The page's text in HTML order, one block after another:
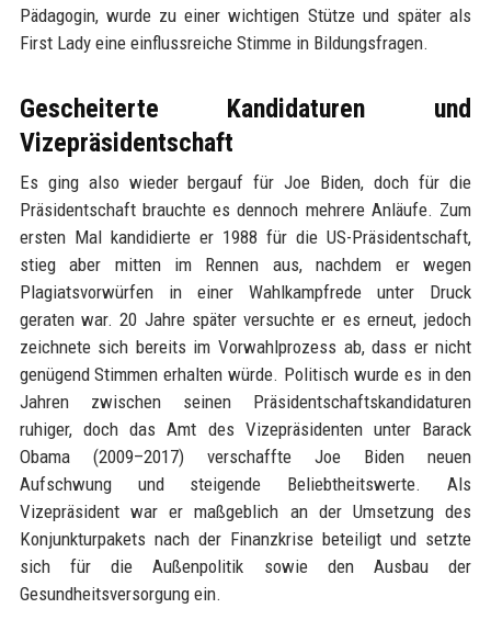
Pädagogin, wurde zu einer wichtigen Stütze und später als
First Lady eine einflussreiche Stimme in Bildungsfragen.
Gescheiterte Kandidaturen und
Vizepräsidentschaft
Es ging also wieder bergauf für Joe Biden, doch für die
Präsidentschaft brauchte es dennoch mehrere Anläufe. Zum
ersten Mal kandidierte er 1988 für die US-Präsidentschaft,
stieg aber mitten im Rennen aus, nachdem er wegen
Plagiatsvorwürfen in einer Wahlkampfrede unter Druck
geraten war. 20 Jahre später versuchte er es erneut, jedoch
zeichnete sich bereits im Vorwahlprozess ab, dass er nicht
genügend Stimmen erhalten würde. Politisch wurde es in den
Jahren zwischen seinen Präsidentschaftskandidaturen
ruhiger, doch das Amt des Vizepräsidenten unter Barack
Obama (2009–2017) verschaffte Joe Biden neuen
Aufschwung und steigende Beliebtheitswerte. Als
Vizepräsident war er maßgeblich an der Umsetzung des
Konjunkturpakets nach der Finanzkrise beteiligt und setzte
sich für die Außenpolitik sowie den Ausbau der
Gesundheitsversorgung ein.